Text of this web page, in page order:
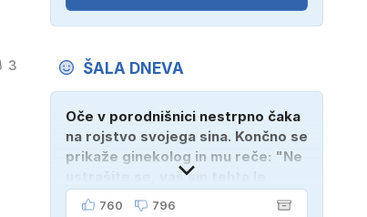
3 ŠALA DNEVA
Oče v porodnišnici nestrpno čaka
na rojstvo svojega sina. Končno se
prikaže ginekolog in mu reče: "Ne
ustrašite se, vaš sin tehta le
dober kilogram!" "Nič čudnega,
760 796